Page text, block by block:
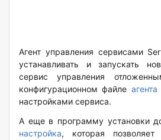
Агент управления сервисами
устанавливать и запускать
сервис управления
конфигурационном файле агента
настройками сервиса.
А еще в программу установки
настройка, которая